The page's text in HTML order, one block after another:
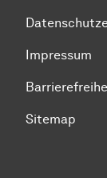
Impressum
Sitemap